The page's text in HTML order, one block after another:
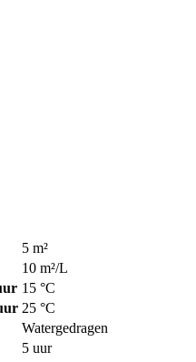
5 m²
10 m²/L
15 °C
25 °C
Watergedragen
5 uur